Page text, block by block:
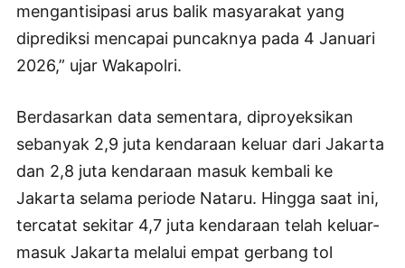
mengantisipasi arus balik masyarakat yang
diprediksi mencapai puncaknya pada 4 Januari
2026,” ujar Wakapolri.
Berdasarkan data sementara, diproyeksikan
sebanyak 2,9 juta kendaraan keluar dari Jakarta
dan 2,8 juta kendaraan masuk kembali ke
Jakarta selama periode Nataru. Hingga saat ini,
tercatat sekitar 4,7 juta kendaraan telah keluar-
masuk Jakarta melalui empat gerbang tol